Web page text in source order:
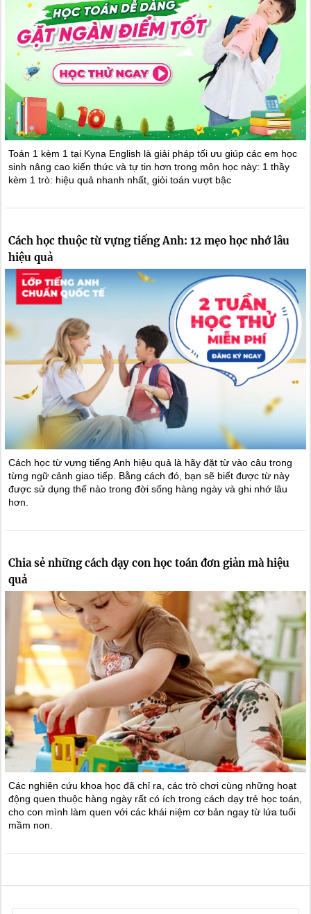
Toán 1 kèm 1 tại Kyna English là giải pháp tối ưu giúp các em học
sinh nâng cao kiến thức và tự tin hơn trong môn học này: 1 thầy
kèm 1 trò: hiệu quả nhanh nhất, giỏi toán vượt bậc
Cách học thuộc từ vựng tiếng Anh: 12 mẹo học nhớ lâu
hiệu quả
Cách học từ vựng tiếng Anh hiệu quả là hãy đặt từ vào câu trong
từng ngữ cảnh giao tiếp. Bằng cách đó, bạn sẽ biết được từ này
được sử dụng thế nào trong đời sống hàng ngày và ghi nhớ lâu
hơn.
Chia sẻ những cách dạy con học toán đơn giản mà hiệu
quả
Các nghiên cứu khoa học đã chỉ ra, các trò chơi cùng những hoạt
động quen thuộc hàng ngày rất có ích trong cách dạy trẻ học toán,
cho con mình làm quen với các khái niệm cơ bản ngay từ lứa tuổi
mầm non.